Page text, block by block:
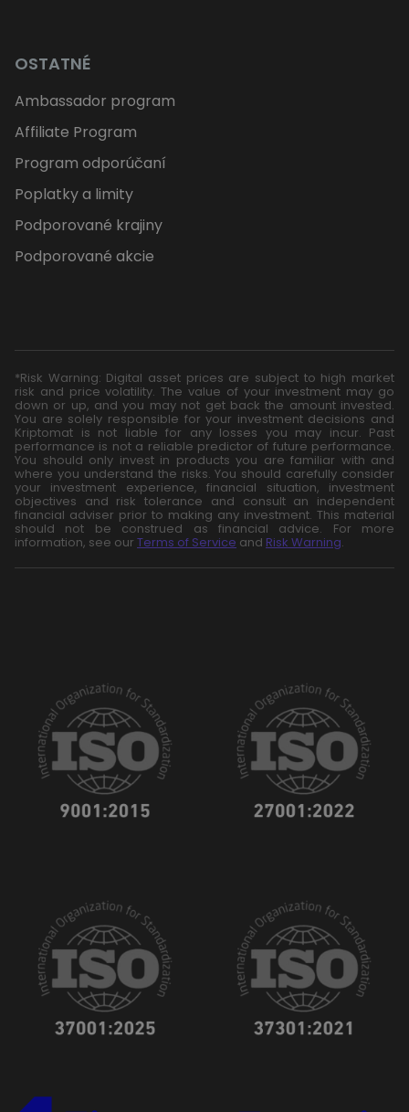
OSTATNÉ
Ambassador program
Affiliate Program
Program odporúčaní
Poplatky a limity
Podporované krajiny
Podporované akcie
*Risk Warning: Digital asset prices are subject to high market
risk and price volatility. The value of your investment may go
down or up, and you may not get back the amount invested.
You are solely responsible for your investment decisions and
Kriptomat is not liable for any losses you may incur. Past
performance is not a reliable predictor of future performance.
You should only invest in products you are familiar with and
where you understand the risks. You should carefully consider
your investment experience, financial situation, investment
objectives and risk tolerance and consult an independent
financial adviser prior to making any investment. This material
should not be construed as financial advice. For more
information, see our Terms of Service and Risk Warning.